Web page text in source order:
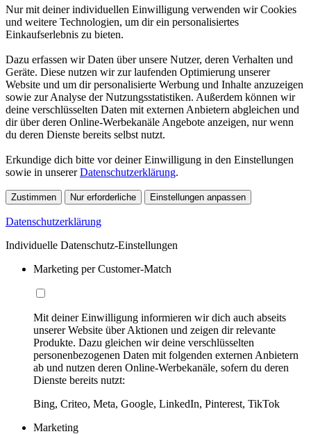
Nur mit deiner individuellen Einwilligung verwenden wir Cookies
und weitere Technologien, um dir ein personalisiertes
Einkaufserlebnis zu bieten.
Dazu erfassen wir Daten über unsere Nutzer, deren Verhalten und
Geräte. Diese nutzen wir zur laufenden Optimierung unserer
Website und um dir personalisierte Werbung und Inhalte anzuzeigen
sowie zur Analyse der Nutzungsstatistiken. Außerdem können wir
deine verschlüsselten Daten mit externen Anbietern abgleichen und
dir über deren Online-Werbekanäle Angebote anzeigen, nur wenn
du deren Dienste bereits selbst nutzt.
Erkundige dich bitte vor deiner Einwilligung in den Einstellungen
sowie in unsererDatenschutzerklärung.
Zustimmen Nur erforderliche Einstellungen anpassen
Datenschutzerklärung
Individuelle Datenschutz-Einstellungen
Marketing per Customer-Match
Mit deiner Einwilligung informieren wir dich auch abseits
unserer Website über Aktionen und zeigen dir relevante
Produkte. Dazu gleichen wir deine verschlüsselten
personenbezogenen Daten mit folgenden externen Anbietern
ab und nutzen deren Online-Werbekanäle, sofern du deren
Dienste bereits nutzt:
Bing, Criteo, Meta, Google, LinkedIn, Pinterest, TikTok
Marketing